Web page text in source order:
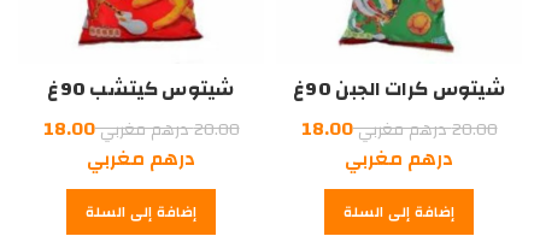
شيتوس كرات الجبن 90غ
20.00درهم مغربيالسعر
الأصلي
هو:
20.00
18.00
درهم مغربي
الحالي
هو:إضافة إلى السلة
شيتوس كيتشب 90غ
20.00درهم مغربيالسعر
الأصلي
هو:
20.00
18.00
درهم مغربي
الحالي
هو:إضافة إلى السلة